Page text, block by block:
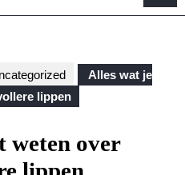
Alles wat je
lippen
weten over